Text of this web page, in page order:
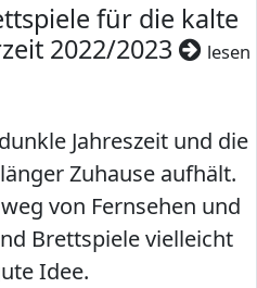
für die kalte
2022/2023
lesen
Jahreszeit und die
Zuhause aufhält.
von Fernsehen und
Brettspiele vielleicht
Idee.